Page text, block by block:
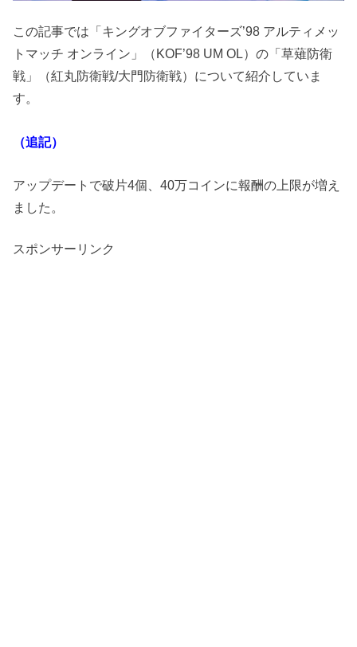
この記事では「キングオブファイターズ’98 アルティメッ
トマッチ オンライン」（KOF’98 UM OL）の「草薙防衛
戦」（紅丸防衛戦/大門防衛戦）について紹介していま
す。
（追記）
アップデートで破片4個、40万コインに報酬の上限が増え
ました。
スポンサーリンク